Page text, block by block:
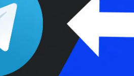
Colunas
Colaboradores